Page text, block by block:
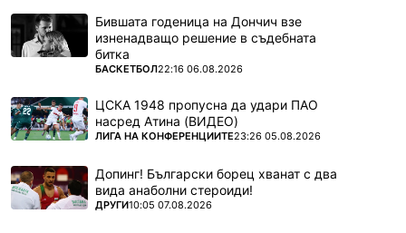
Бившата годеница на Дончич взе
изненадващо решение в съдебната
битка
ПОВЕЧЕ ОТ
БАСКЕТБОЛ22:16 06.08.2026
ЦСКА 1948 пропусна да удари ПАО
насред Атина (ВИДЕО)
ПОВЕЧЕ ОТ
ЛИГА НА КОНФЕРЕНЦИИТЕ23:26 05.08.2026
Допинг! Български борец хванат с два
вида анаболни стероиди!
ПОВЕЧЕ ОТ
ДРУГИ10:05 07.08.2026